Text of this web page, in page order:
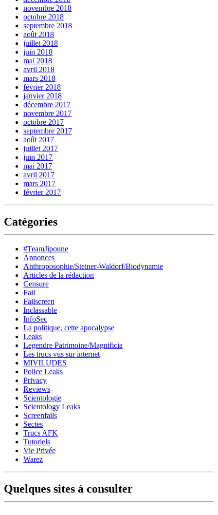
novembre 2018
octobre 2018
septembre 2018
août 2018
juillet 2018
juin 2018
mai 2018
avril 2018
mars 2018
février 2018
janvier 2018
décembre 2017
novembre 2017
octobre 2017
septembre 2017
août 2017
juillet 2017
juin 2017
mai 2017
avril 2017
mars 2017
février 2017
Catégories
#TeamJipoune
Annonces
Anthroposophie/Steiner-Waldorf/Biodynamie
Articles de la rédaction
Censure
Fail
Failscreen
Inclassable
InfoSec
La politique, cette apocalypse
Leaks
Legendre Patrimoine/Magnificia
Les trucs vus sur internet
MIVILUDES
Police Leaks
Privacy
Reviews
Scientologie
Scientology Leaks
Screenfails
Sectes
Trucs AFK
Tutoriels
Vie Privée
Warez
Quelques sites à consulter